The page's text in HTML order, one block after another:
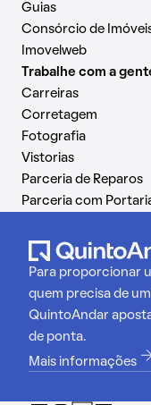
Guias
Consórcio de
Imovelweb
Trabalhe com a
Carreiras
Corretagem
Fotografia
Vistorias
Parceria de Reparos
Parceria com
Para proporcionar
quem precisa de
QuintoAndar
de ponta.
Mais informações